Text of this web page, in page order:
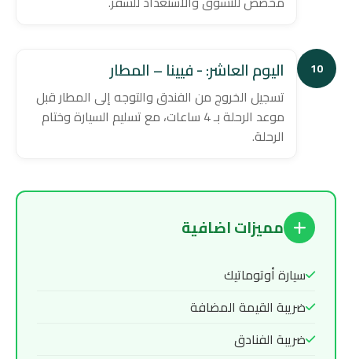
10 اليوم العاشر: - فيينا – المطار
تسجيل الخروج من الفندق والتوجه إلى المطار قبل
موعد الرحلة بـ 4 ساعات، مع تسليم السيارة وختام
الرحلة.
مميزات اضافية
سيارة أوتوماتيك
ضريبة القيمة المضافة
ضريبة الفنادق